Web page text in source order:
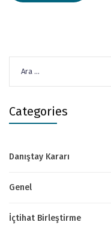
Categories
Danıştay Kararı
Genel
İçtihat Birleştirme